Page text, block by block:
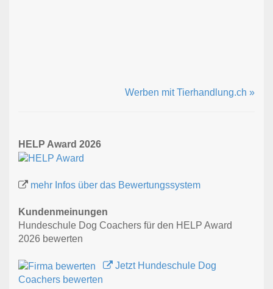
Werben mit Tierhandlung.ch »
HELP Award 2026
mehr Infos über das Bewertungssystem
Kundenmeinungen
Hundeschule Dog Coachers für den HELP Award
2026 bewerten
Jetzt Hundeschule Dog
Coachers bewerten